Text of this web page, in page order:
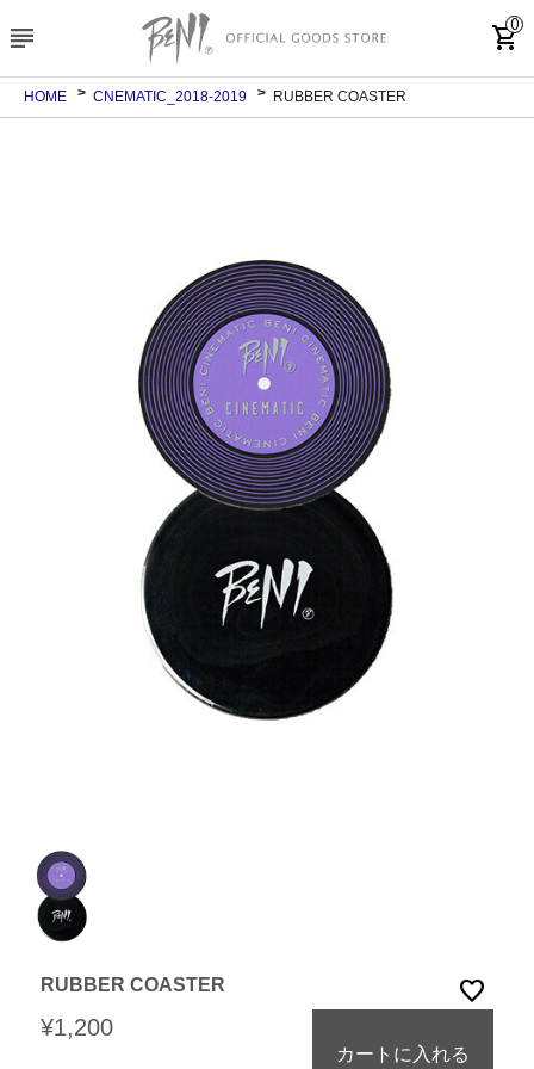
subject shopping_cart
0
HOME CNEMATIC_2018-2019 RUBBER COASTER
RUBBER COASTER favorite
¥1,200
カートに入れる